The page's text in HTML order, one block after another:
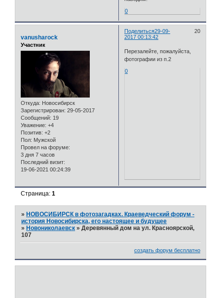
0
Поделиться 20
29-09-
2017 00:13:42
vanusharock
Участник
Откуда: Новосибирск
Зарегистрирован: 29-05-2017
Сообщений: 19
Уважение: +4
Позитив: +2
Пол: Мужской
Провел на форуме:
3 дня 7 часов
Последний визит:
19-06-2021 00:24:39
Перезалейте, пожалуйста,
фотографии из п.2
0
Страница:1
»НОВОСИБИРСК в фотозагадках. Краеведческий форум -
история Новосибирска, его настоящее и будущее
»Новониколаевск »Деревянный дом на ул. Красноярской,
107
создать форум бесплатно